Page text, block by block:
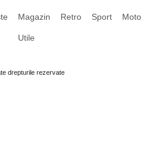
Magazin Retro Sport Moto
Utile
drepturile rezervate